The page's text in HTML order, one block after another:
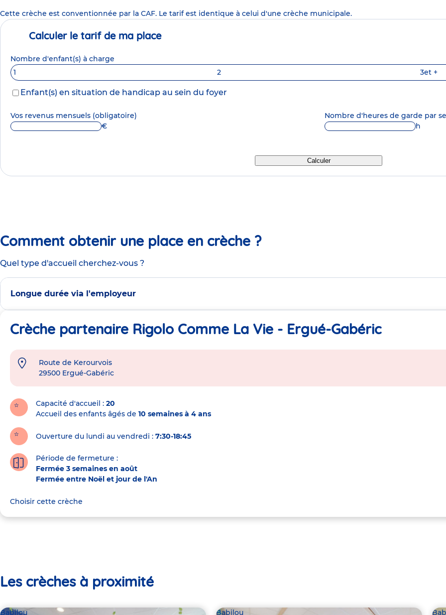
Cette crèche est conventionnée par la CAF. Le tarif est identique à celui d'une crèche municipale.
Calculer le tarif de ma place
Nombre d'enfant(s) à charge
1
2 3et +
Enfant(s) en situation de handicap au sein du foyer
Vos revenus mensuels (obligatoire)
€
Nombre d'heures de garde par
h
Calculer
Comment obtenir une place en crèche ?
Quel type d'accueil cherchez-vous ?
Longue durée via l'employeur
Crèche partenaire Rigolo Comme La Vie - Ergué-Gabéric
Adresse
crèche
Route de Kerourvois
29500 Ergué-Gabéric
Capacité d'accueil
20
Accueil des enfants âgés de 10 semaines à 4 ans
Ouverture du lundi au vendredi : 7:30-18:45
Période de fermeture :
Fermée 3 semaines en août
Fermée entre Noël et jour de l'An
Choisir cette crèche
Les crèches à proximité
Babilou Babilou